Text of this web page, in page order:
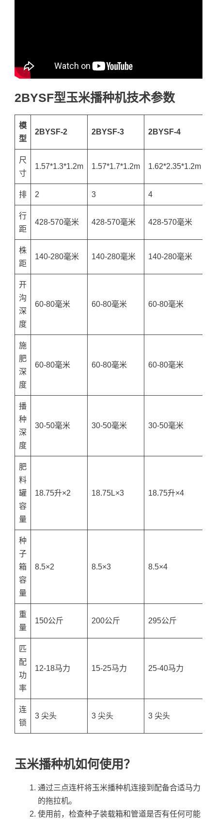
2BYSF型玉米播种机技术参数
模
型
2BYSF-2 2BYSF-3 2BYSF-4
尺
寸
1.57*1.3*1.2m 1.57*1.7*1.2m 1.62*2.35*1.2m
排 2 3 4
行
距
428-570毫米 428-570毫米 428-570毫米
株
距
140-280毫米 140-280毫米 140-280毫米
开
沟
深
度
60-80毫米 60-80毫米 60-80毫米
施
肥
深
度
60-80毫米 60-80毫米 60-80毫米
播
种
深
度
30-50毫米 30-50毫米 30-50毫米
肥
料
罐
容
量
18.75升×2 18.75L×3 18.75升×4
种
子
箱
容
量
8.5×2 8.5×3 8.5×4
重
量
150公斤 200公斤 295公斤
匹
配
功
率
12-18马力 15-25马力 25-40马力
连
锁
3 尖头 3 尖头 3 尖头
玉米播种机如何使用？
通过三点连杆将玉米播种机连接到配备合适马力
的拖拉机。
使用前，检查种子装载箱和管道是否有任何可能